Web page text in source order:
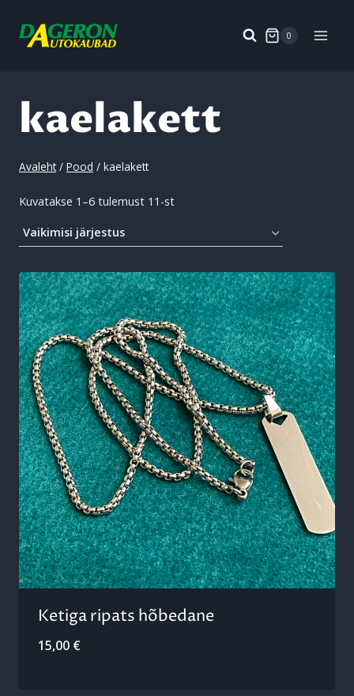
0
kaelakett
Avaleht / Pood / kaelakett
Kuvatakse 1–6 tulemust 11-st
Ketiga ripats hõbedane
15,00 €